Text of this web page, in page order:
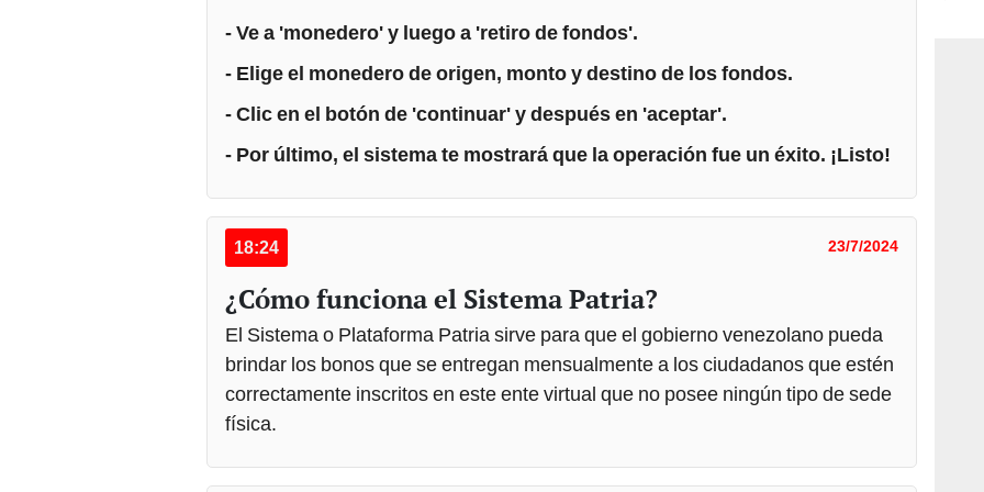
- Ve a 'monedero' y luego a 'retiro de fondos'.
- Elige el monedero de origen, monto y destino de los fondos.
- Clic en el botón de 'continuar' y después en 'aceptar'.
- Por último, el sistema te mostrará que la operación fue un éxito. ¡Listo!
18:24 23/7/2024
¿Cómo funciona el Sistema Patria?
El Sistema o Plataforma Patria sirve para que el gobierno venezolano pueda
brindar los bonos que se entregan mensualmente a los ciudadanos que estén
correctamente inscritos en este ente virtual que no posee ningún tipo de sede
física.